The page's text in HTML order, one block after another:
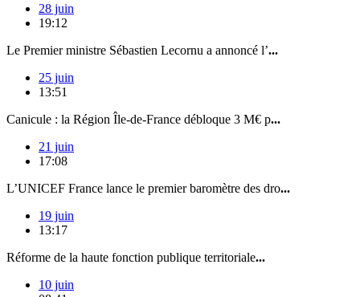
28 juin
19:12
Le Premier ministre Sébastien Lecornu a annoncé l’...
25 juin
13:51
Canicule : la Région Île-de-France débloque 3 M€ p...
21 juin
17:08
L’UNICEF France lance le premier baromètre des dro...
19 juin
13:17
Réforme de la haute fonction publique territoriale...
10 juin